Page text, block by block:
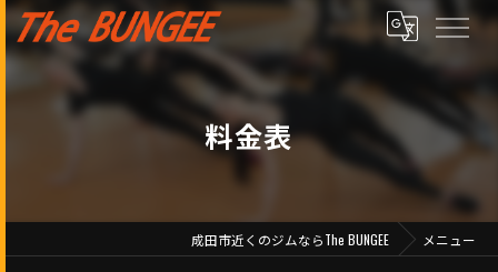
料金表
成田市近くのジムならThe BUNGEE メニュー